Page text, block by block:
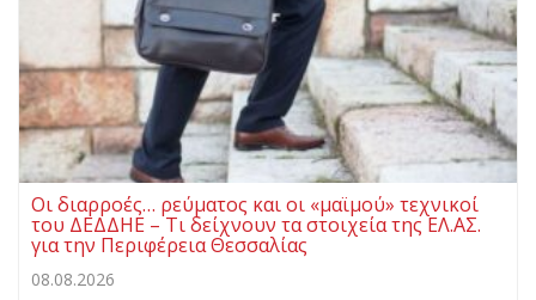
Οι διαρροές… ρεύματος και οι «μαϊμού» τεχνικοί
του ΔΕΔΔΗΕ – Τι δείχνουν τα στοιχεία της ΕΛ.ΑΣ.
για την Περιφέρεια Θεσσαλίας
08.08.2026